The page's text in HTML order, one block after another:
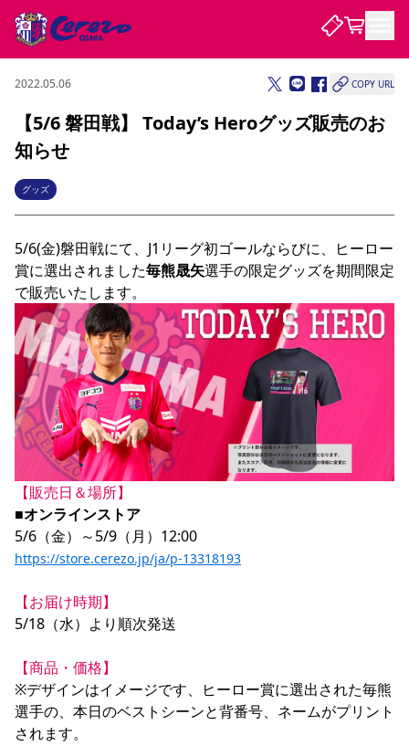
試合・チーム
試合について
試合日程 / 結果
チームについて
選手・スタッフ スケジュール メディア情報 アクセス レディース
アカデミー ハナサカプレーヤー 歴代所属選手
観戦する
チケット
チケット情報 販売スケジュール 価格・席種 購入方法
シーズンシート
法人シーズンシート 福祉サービス
団体チケット
特定興行入場券
譲渡サービス リセールサービス
観戦ガイド
初めて観戦ガイド キッズ向けサービス グルメ マッチデープログラム
観戦マナー&ルール ビジターサポーター観戦ガイド 公式アプリ
スタジアム
YANMAR HANASAKA STADIUM
DAZNで観戦
DAZNで観戦
アウェイツアー
アウェイツアー
よくある質問
クラブを知る
セレッソ大阪について
クラブ紹介 沿革 シーズン記録 求人情報
サポートする
パートナー企業募集中 セレッソ大阪VISAカード
サポートスタッフ
セレッソアイデアちょうだいな
応援商店街
Lise（ライセンスビジネス）
サステナビリティ
サステナビリティポリシー SDGsのゴール インパクトレポート
活動レポート SPORT POSITIVE LEAGUES 取り組み実績
スポーツクラブ
スポーツクラブ
長居公園 セレッソフットサルパーク
セレッソスポーツパーク舞洲
大人のサッカースクール
ファンクラブ
ファンクラブ
SAKURA SOCIO SAKURA POINT Program 招待券引換方法
まいセレチケット 会員規定 婚姻届・出生届・命名書
ニュース
ニュース
すべて チーム グッズ チケット イベント
ファンクラブ
ホームタウン パートナー スポーツクラブ メディア 30周年
レディース
アカデミー
2022.05.06 COPY URL
【5/6 磐田戦】 Today’s Heroグッズ販売のお
知らせ
グッズ
5/6(金)磐田戦にて、J1リーグ初ゴールならびに、ヒーロー
賞に選出されました毎熊晟矢選手の限定グッズを期間限定
【販売日＆場所】
■オンラインストア
https://store.cerezo.jp/ja/p-13318193
【お届け時期】
5/18（水）より順次発送
【商品・価格】
※デザインはイメージです、ヒーロー賞に選出された毎熊
選手の、本日のベストシーンと背番号、ネームがプリント